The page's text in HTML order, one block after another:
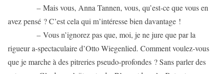
– Mais vous, Anna Tannen, vous, qu’est-ce que vous en
avez pensé ? C’est cela qui m’intéresse bien davantage !
– Vous n’ignorez pas que, moi, je ne jure que par la
rigueur a-spectaculaire d’Otto Wiegenlied. Comment voulez-vous
que je marche à des pitreries pseudo-profondes ? Sans parler des